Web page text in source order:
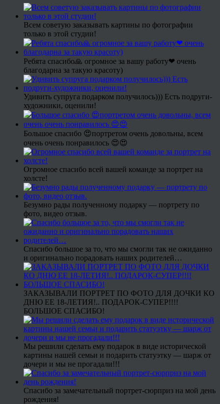
Всем советую заказывать картины по фотографии
только в этой студии!
Ребята спасибо🙏 огромное за вашу работу❤ очень
благодарна за такую красоту)
Удивить супруга подарком получилось))) Есть подруги-
художники, оценили!
Большое спасибо 😍портретом очень довольны, всем
очень очень понравилось 😍😍
Огромное спасибо всей вашей команде за портрет на
холсте!
Безумно рады полученному подарку — портрету по
фото, видео отзыв.
Спасибо большое за то, что мы смогли так не ожиданно
и оригинально порадовать наших родителей…
ЗАКАЗЫВАЛИ ПОРТРЕТ ПО ФОТО ДЛЯ ДОЧКИ КО
ДНЮ ЕЕ 18-ЛЕТИЯ!.. ПОДАРОК-СУПЕР!!!!
БОЛЬШОЕ СПАСИБО!
Мы решили сделать ему подарок в виде исторической
картины нашей семьи и подарить статуэтку — шарж от
дочери и мы не прогадали!!!
Спасибо за замечательный портрет-сюрприз на мой день
рождения!